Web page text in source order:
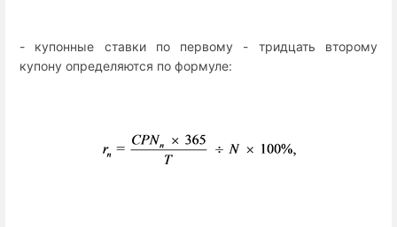
- купонные ставки по первому - тридцать второму
купону определяются по формуле: